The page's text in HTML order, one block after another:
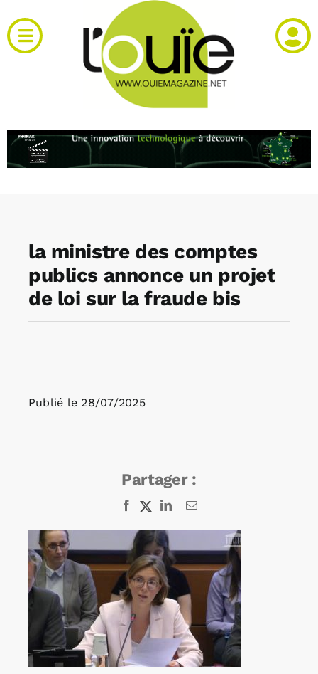
au
contenu
Toggle
Navigation
RH et emploi
Agenda
la ministre des comptes
publics annonce un projet
de loi sur la fraude bis
Publié le 28/07/2025
Partager :
Facebook
X LinkedInEmail